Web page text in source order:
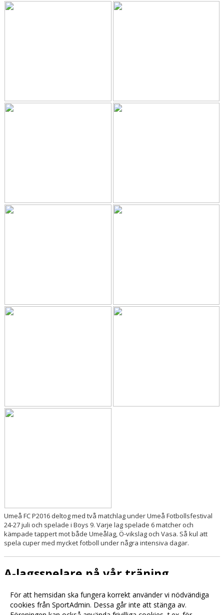
Umeå FC P2016 deltog med två matchlag under Umeå Fotbollsfestival
24-27 juli och spelade i Boys 9. Varje lag spelade 6 matcher och
kämpade tappert mot både Umeålag, Ö-vikslag och Vasa. Så kul att
spela cuper med mycket fotboll under några intensiva dagar.
A-lagsspelare på vår träning
För att hemsidan ska fungera korrekt använder vi nödvändiga
cookies från SportAdmin. Dessa går inte att stänga av.